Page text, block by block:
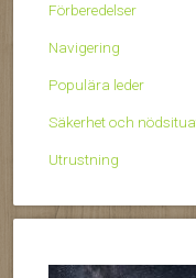
Förberedelser
Navigering
Populära leder
Säkerhet och
Utrustning